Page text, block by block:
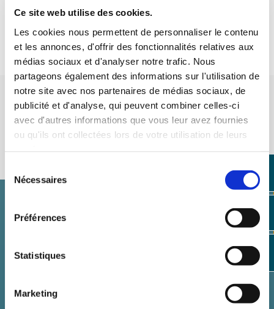
Ce site web utilise des cookies.
Les cookies nous permettent de personnaliser le contenu
et les annonces, d'offrir des fonctionnalités relatives aux
médias sociaux et d'analyser notre trafic. Nous
partageons également des informations sur l'utilisation de
notre site avec nos partenaires de médias sociaux, de
publicité et d'analyse, qui peuvent combiner celles-ci
avec d'autres informations que vous leur avez fournies
ou qu'ils ont collectées lors de votre utilisation de leurs
du Nécessaires
Préférences
Statistiques
Marketing
Alu (int) | Alu (ext)
Accessoires de style